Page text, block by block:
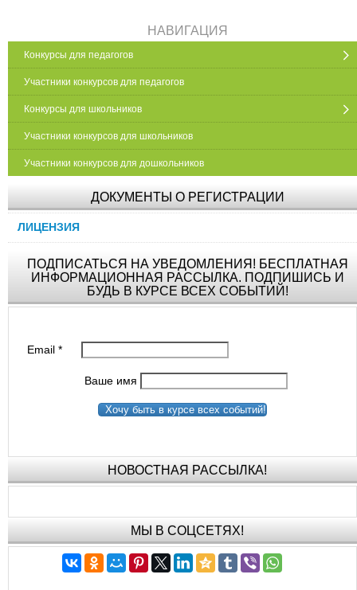
НАВИГАЦИЯ
Конкурсы для педагогов
Участники конкурсов для педагогов
Конкурсы для школьников
Участники конкурсов для школьников
Участники конкурсов для дошкольников
ДОКУМЕНТЫ О РЕГИСТРАЦИИ
ЛИЦЕНЗИЯ
ПОДПИСАТЬСЯ НА УВЕДОМЛЕНИЯ! БЕСПЛАТНАЯ
ИНФОРМАЦИОННАЯ РАССЫЛКА. ПОДПИШИСЬ И
БУДЬ В КУРСЕ ВСЕХ СОБЫТИЙ!
Email*
Ваше имя
Хочу быть в курсе всех событий!
НОВОСТНАЯ РАССЫЛКА!
МЫ В СОЦСЕТЯХ!